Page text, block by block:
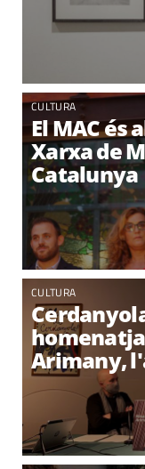
CULTURA
El MAC és
Xarxa de
Catalunya
CULTURA
Arimany,